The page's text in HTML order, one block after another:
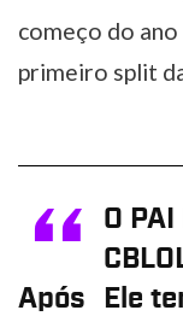
começo do
primeiro split
O PAI
Após
Ele